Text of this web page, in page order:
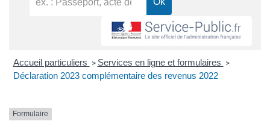
Accueil particuliers > Services en ligne et formulaires >
Déclaration 2023 complémentaire des revenus 2022
Formulaire